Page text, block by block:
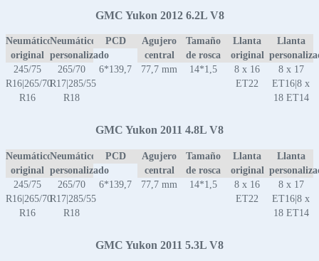
GMC Yukon 2012 6.2L V8
Neumático
original
Neumático
personalizado
PCD
Agujero
central
Tamaño
de rosca
Llanta
original
Llanta
245/75
R16|265/70
R16
265/70
R17|285/55
R18
6*139,7 77,7 mm 14*1,5
8 x 16
ET22
8 x 17
ET16|8 x
18 ET14
GMC Yukon 2011 4.8L V8
Neumático
original
Neumático
personalizado
PCD
Agujero
central
Tamaño
de rosca
Llanta
original
Llanta
245/75
R16|265/70
R16
265/70
R17|285/55
R18
6*139,7 77,7 mm 14*1,5
8 x 16
ET22
8 x 17
ET16|8 x
18 ET14
GMC Yukon 2011 5.3L V8